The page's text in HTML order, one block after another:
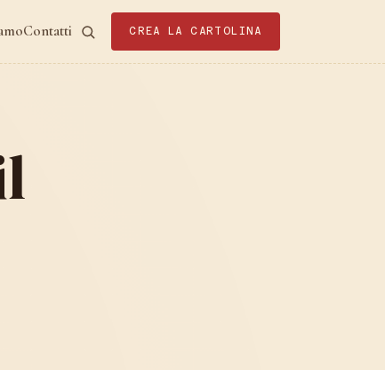
Contatti CREA LA CARTOLINA